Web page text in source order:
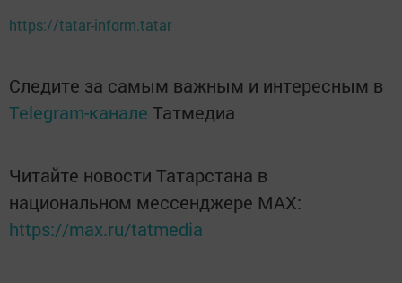
https://tatar-inform.tatar
Следите за самым важным и интересным в
Telegram-канале Татмедиа
Читайте новости Татарстана в
национальном мессенджере MАХ:
https://max.ru/tatmedia